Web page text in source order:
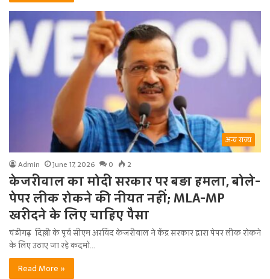
अन्य राज्य
Admin June 17, 2026 0 2
केजरीवाल का मोदी सरकार पर बड़ा हमला, बोले-
पेपर लीक रोकने की नीयत नहीं; MLA-MP
खरीदने के लिए चाहिए पैसा
चंडीगढ़ दिल्ली के पूर्व सीएम अरविंद केजरीवाल ने केंद्र सरकार द्वारा पेपर लीक रोकने
के लिए उठाए जा रहे कदमों…
Read More »